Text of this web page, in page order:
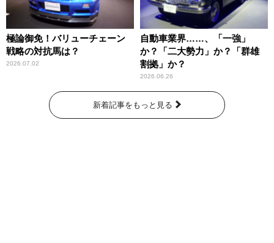
極論御免！バリューチェーン
戦略の対抗馬は？
2026.07.02
自動車業界……、「一強」
か？「二大勢力」か？「群雄
割拠」か？
2026.06.26
新着記事をもっと見る